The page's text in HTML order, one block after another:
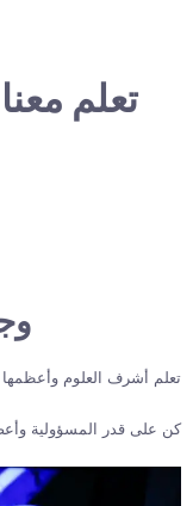
تعلم
تعلم أشرف العلوم
كن على قدر المسؤولية